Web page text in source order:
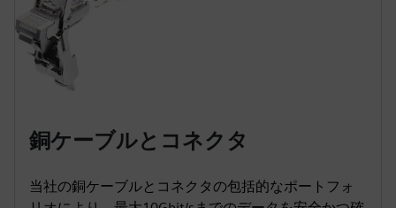
銅ケーブルとコネクタ
当社の銅ケーブルとコネクタの包括的なポートフォ